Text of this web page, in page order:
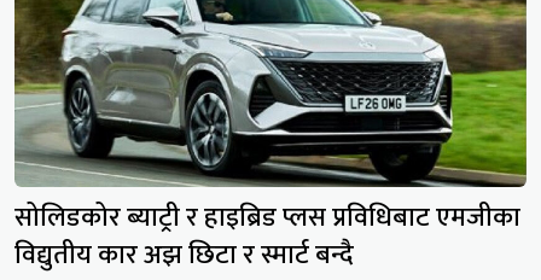
सोलिडकोर ब्याट्री र हाइब्रिड प्लस प्रविधिबाट एमजीका
विद्युतीय कार अझ छिटा र स्मार्ट बन्दै